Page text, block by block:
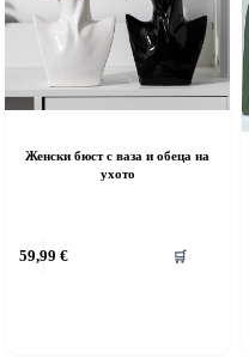
Женски бюст с ваза и обеца на
ухото
59,99 € 🛒